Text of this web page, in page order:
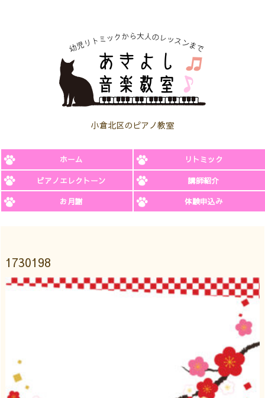
小倉北区のピアノ教室
ホーム リトミック
ピアノエレクトーン 講師紹介
お月謝 体験申込み
1730198